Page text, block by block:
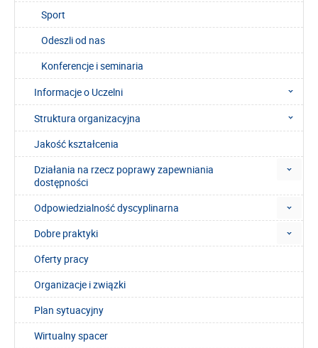
Sport
Odeszli od nas
Konferencje i seminaria
Informacje o Uczelni
Struktura organizacyjna
Jakość kształcenia
Działania na rzecz poprawy zapewniania
dostępności
Odpowiedzialność dyscyplinarna
Dobre praktyki
Oferty pracy
Organizacje i związki
Plan sytuacyjny
Wirtualny spacer